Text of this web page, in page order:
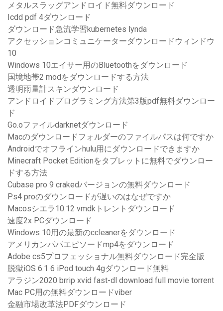
メタルスラッグアンドロイド無料ダウンロード
Icdd pdf 4ダウンロード
ダウンロード急流学習kubernetes lynda
アクセッションコミュニケーターダウンロードウィンドウ
10
Windows 10エイサー用のBluetoothをダウンロード
国境地帯2 modをダウンロードする方法
透明雨量計スキンダウンロード
アンドロイドプログラミング方法第3版pdf無料ダウンロー
ド
Go.oファイルdarknetダウンロード
Macのダウンロードフォルダーのファイルパスは何ですか
Androidでオフラインhulu用にダウンロードできますか
Minecraft Pocket Editionをタブレットに無料でダウンロー
ドする方法
Cubase pro 9 crakedバージョンの無料ダウンロード
Ps4 proのダウンロードが遅いのはなぜですか
Macosシエラ10.12 vmdkトレントダウンロード
速度2x PCダウンロード
Windows 10用の最新のccleanerをダウンロード
アメリカンパパエピソードmp4をダウンロード
Adobe cs5プロフェッショナル無料ダウンロード完全版
脱獄iOS 6.1 6 iPod touch 4gダウンロード無料
アラジン2020 brrip xvid fast-dl download full movie torrent
Mac PC用の無料ダウンロードviber
金融市場改革法PDFダウンロード